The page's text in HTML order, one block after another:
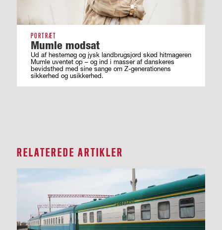
PORTRÆT
Mumle modsat
Ud af hestemøg og jysk landbrugsjord skød hitmageren
Mumle uventet op – og ind i masser af ­danskeres
bevidsthed med sine sange om ­Z-generationens
sikkerhed og usikkerhed.
RELATEREDE ARTIKLER